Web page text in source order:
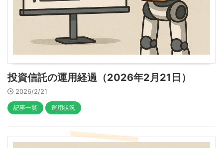
投資信託の運用経過（2026年2月21日）
2026/2/21
記事一覧 運用状況